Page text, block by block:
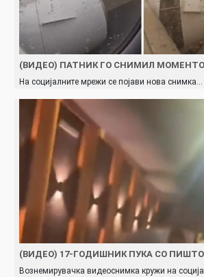
(ВИДЕО) ПАТНИК ГО СНИМИЛ
На социјалните мрежи се појави нова снимка…
(ВИДЕО) 17-ГОДИШНИК ПУКА СО
Вознемирувачка видеоснимка кружи на